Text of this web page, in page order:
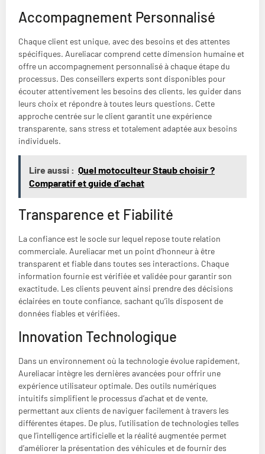
Accompagnement Personnalisé
Chaque client est unique, avec des besoins et des attentes
spécifiques. Aureliacar comprend cette dimension humaine et
offre un accompagnement personnalisé à chaque étape du
processus. Des conseillers experts sont disponibles pour
écouter attentivement les besoins des clients, les guider dans
leurs choix et répondre à toutes leurs questions. Cette
approche centrée sur le client garantit une expérience
transparente, sans stress et totalement adaptée aux besoins
individuels.
Lire aussi : Quel motoculteur Staub choisir ?
Comparatif et guide d’achat
Transparence et Fiabilité
La confiance est le socle sur lequel repose toute relation
commerciale. Aureliacar met un point d’honneur à être
transparent et fiable dans toutes ses interactions. Chaque
information fournie est vérifiée et validée pour garantir son
exactitude. Les clients peuvent ainsi prendre des décisions
éclairées en toute confiance, sachant qu’ils disposent de
données fiables et vérifiées.
Innovation Technologique
Dans un environnement où la technologie évolue rapidement,
Aureliacar intègre les dernières avancées pour offrir une
expérience utilisateur optimale. Des outils numériques
intuitifs simplifient le processus d’achat et de vente,
permettant aux clients de naviguer facilement à travers les
différentes étapes. De plus, l’utilisation de technologies telles
que l’intelligence artificielle et la réalité augmentée permet
d’améliorer la présentation des véhicules et de fournir des